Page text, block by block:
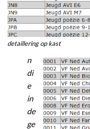
detaillering op kast
n
di
e
in
de
ge